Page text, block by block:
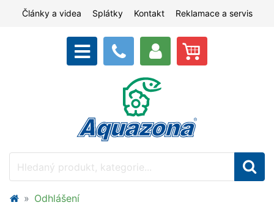
Články a videa Splátky Kontakt Reklamace a servis
Odhlášení